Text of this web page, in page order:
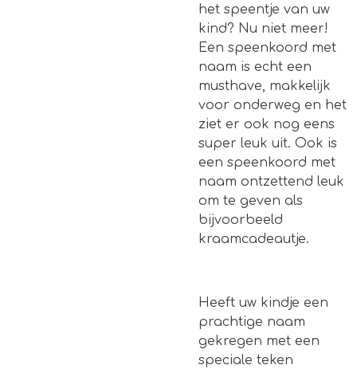
het speentje van uw
kind? Nu niet meer!
Een speenkoord met
naam is echt een
musthave, makkelijk
voor onderweg en het
ziet er ook nog eens
super leuk uit. Ook is
een speenkoord met
naam ontzettend leuk
om te geven als
bijvoorbeeld
kraamcadeautje.
Heeft uw kindje een
prachtige naam
gekregen met een
speciale teken